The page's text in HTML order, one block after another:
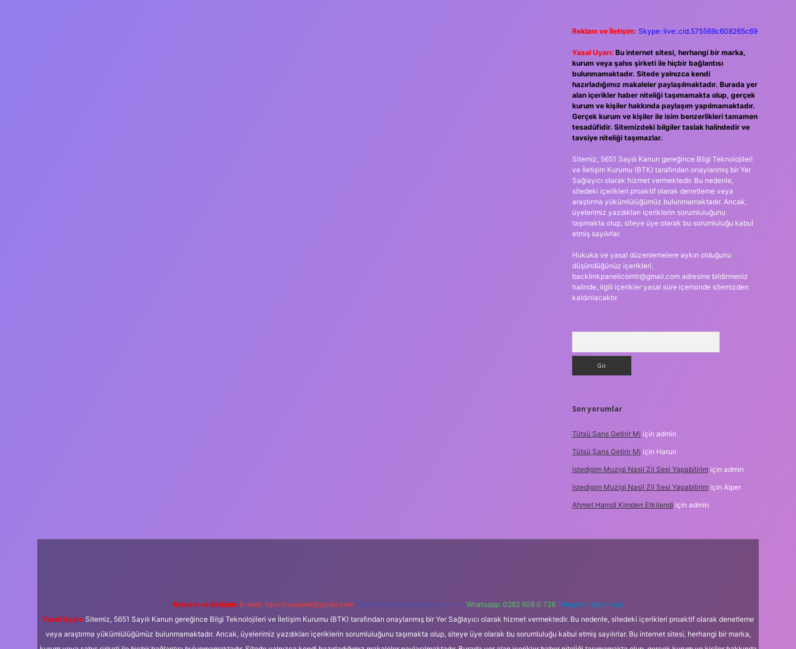
Reklam ve İletişim: Skype: live:.cid.575569c608265c69
Yasal Uyarı: Bu internet sitesi, herhangi bir marka,
kurum veya şahıs şirketi ile hiçbir bağlantısı
bulunmamaktadır. Sitede yalnızca kendi
hazırladığımız makaleler paylaşılmaktadır. Burada yer
alan içerikler haber niteliği taşımamakta olup, gerçek
kurum ve kişiler hakkında paylaşım yapılmamaktadır.
Gerçek kurum ve kişiler ile isim benzerlikleri tamamen
tesadüfidir. Sitemizdeki bilgiler taslak halindedir ve
tavsiye niteliği taşımazlar.
Sitemiz, 5651 Sayılı Kanun gereğince Bilgi Teknolojileri
ve İletişim Kurumu (BTK) tarafından onaylanmış bir Yer
Sağlayıcı olarak hizmet vermektedir. Bu nedenle,
sitedeki içerikleri proaktif olarak denetleme veya
araştırma yükümlülüğümüz bulunmamaktadır. Ancak,
üyelerimiz yazdıkları içeriklerin sorumluluğunu
taşımakta olup, siteye üye olarak bu sorumluluğu kabul
etmiş sayılırlar.
Hukuka ve yasal düzenlemelere aykırı olduğunu
düşündüğünüz içerikleri,
backlinkpanelicomtr@gmail.comadresine bildirmeniz
halinde, ilgili içerikler yasal süre içerisinde sitemizden
kaldırılacaktır.
Son yorumlar
Tütsü Şans Getirir Mi için admin
Tütsü Şans Getirir Mi için Harun
Istedigim Muzigi Nasil Zil Sesi Yapabilirimiçin admin
Istedigim Muzigi Nasil Zil Sesi Yapabilirimiçin Alper
Ahmet Hamdi Kimden Etkilendi için admin
Reklam ve İletişim: E-mail: backlinkpaneli@gmail.com Teams: forumhizmeti@gmail.com Whatsapp: 0262 606 0 726 Telegram: @karabul
Yasal Uyarı: Sitemiz, 5651 Sayılı Kanun gereğince Bilgi Teknolojileri ve İletişim Kurumu (BTK) tarafından onaylanmış bir Yer Sağlayıcı olarak hizmet vermektedir. Bu nedenle, sitedeki içerikleri proaktif olarak denetleme
veya araştırma yükümlülüğümüz bulunmamaktadır. Ancak, üyelerimiz yazdıkları içeriklerin sorumluluğunu taşımakta olup, siteye üye olarak bu sorumluluğu kabul etmiş sayılırlar. Bu internet sitesi, herhangi bir marka,